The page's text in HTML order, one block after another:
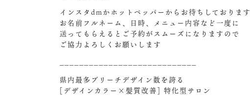
インスタdmかホットペッパーからお待ちしております‍
お名前フルネーム、日時、メニュー内容など一度に
送ってもらえるとご予約がスムーズになりますので
ご協力よろしくお願いします
県内最多ブリーチデザイン数を誇る
[デザインカラー×髪質改善] 特化型サロン